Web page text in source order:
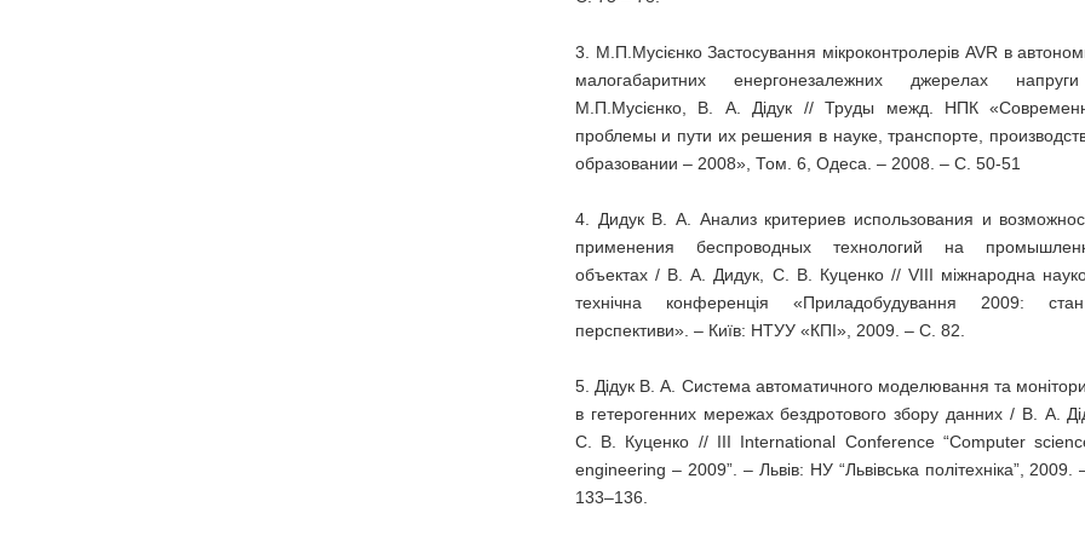
3. М.П.Мусієнко Застосування мікроконтролерів AVR в
малогабаритних енергонезалежних джерелах
М.П.Мусієнко, В. А. Дідук // Труды межд. НПК
проблемы и пути их решения в науке, транспорте,
образовании – 2008», Том. 6, Одеса. – 2008. – С. 50-51
4. Дидук В. А. Анализ критериев использования и
применения беспроводных технологий на
объектах / В. А. Дидук, С. В. Куценко // VІII міжнародна
технічна конференція «Приладобудування 2009:
перспективи». – Київ: НТУУ «КПІ», 2009. – С. 82.
5. Дідук В. А. Система автоматичного моделювання та
в гетерогенних мережах бездротового збору данних / В. А.
С. В. Куценко // ІІІ International Conference “Computer
engineering – 2009”. – Львів: НУ “Львівська політехніка”, 2009.
133–136.